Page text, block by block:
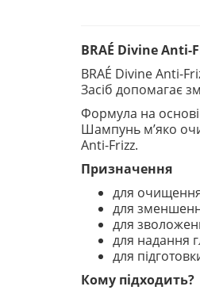
BRAÉ Divine
BRAÉ Divine Anti-
Засіб допомагає
Формула на основі
Шампунь м’яко
Anti-Frizz.
Призначення
для очищення
для
для
для надання
для
Кому підходить?